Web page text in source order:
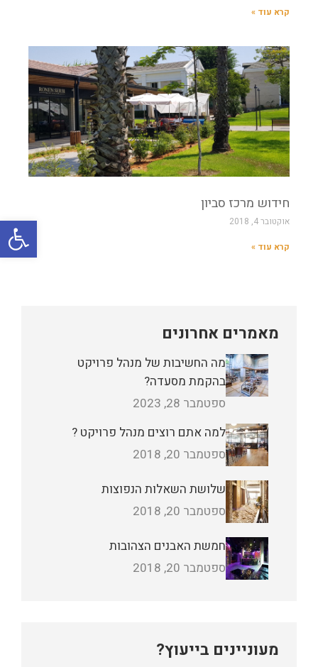
קרא עוד »
חידוש מרכז סביון
אוקטובר 4, 2018
קרא עוד »
מאמרים אחרונים
מה החשיבות של מנהל פרויקט
בהקמת מסעדה?
ספטמבר 28, 2023
למה אתם רוצים מנהל פרויקט ?
ספטמבר 20, 2018
שלושת השאלות הנפוצות
ספטמבר 20, 2018
חמשת האבנים הצהובות
ספטמבר 20, 2018
מעוניינים בייעוץ?